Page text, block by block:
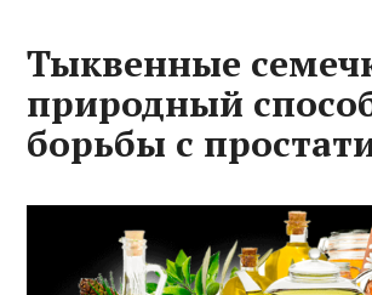
Тыквенные
природный
борьбы с